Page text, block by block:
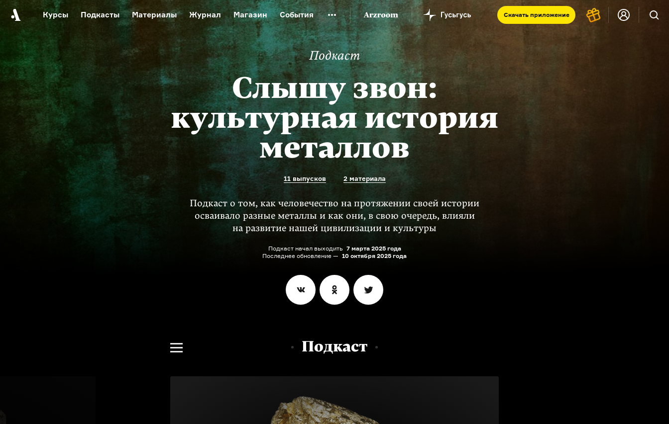
Курсы Подкасты Материалы Журнал Магазин События Скачать приложение
Еврейский музей Новая Третьяковка Онлайн-университет
Видеоистория русской культуры
Русский язык от «гой еси» до «лол кек»
Русское искусство XX века
Русская литература XX века Детская комната
Подкаст
Слышу звон:
культурная история
металлов
11 выпусков 2 материала
Подкаст о том, как человечество на протяжении своей истории
осваивало разные металлы и как они, в свою очередь, влияли
на развитие нашей цивилизации и культуры
Подкаст начал выходить 7 марта 2025 года
Последнее обновление — 10 октября 2025 года
Подкаст